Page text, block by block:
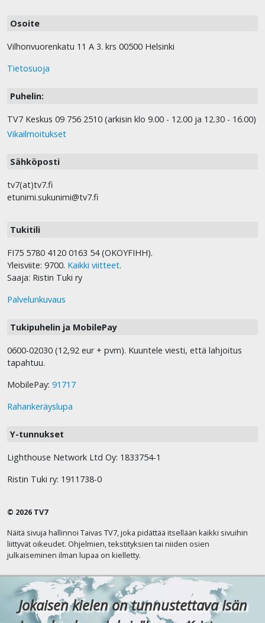
Osoite
Vilhonvuorenkatu 11 A 3. krs 00500 Helsinki
Tietosuoja
Puhelin:
TV7 Keskus 09 756 2510 (arkisin klo 9.00 - 12.00 ja 12.30 - 16.00)
Vikailmoitukset
Sähköposti
tv7(at)tv7.fi
etunimi.sukunimi@tv7.fi
Tukitili
FI75 5780 4120 0163 54 (OKOYFIHH).
Yleisviite: 9700. Kaikki viitteet.
Saaja: Ristin Tuki ry
Palvelunkuvaus
Tukipuhelin ja MobilePay
0600-02030 (12,92 eur + pvm). Kuuntele viesti, että lahjoitus
tapahtuu.
MobilePay: 91717
Rahankeräyslupa
Y-tunnukset
Lighthouse Network Ltd Oy: 1833754-1
Ristin Tuki ry: 1911738-0
© 2026 TV7
Näitä sivuja hallinnoi Taivas TV7, joka pidättää itsellään kaikki sivuihin
liittyvät oikeudet. Ohjelmien, tekstityksien tai niiden osien
julkaiseminen ilman lupaa on kielletty.
Jokaisen kielen on tunnustettava Isän